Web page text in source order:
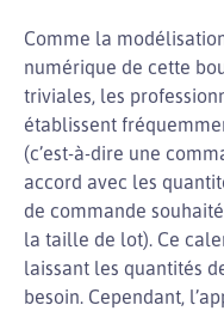
Comme la
numérique de cette
triviales, les
établissent
(c’est-à-dire une
accord avec les
de commande
la taille de lot). Ce
laissant les quantités
besoin. Cependant,